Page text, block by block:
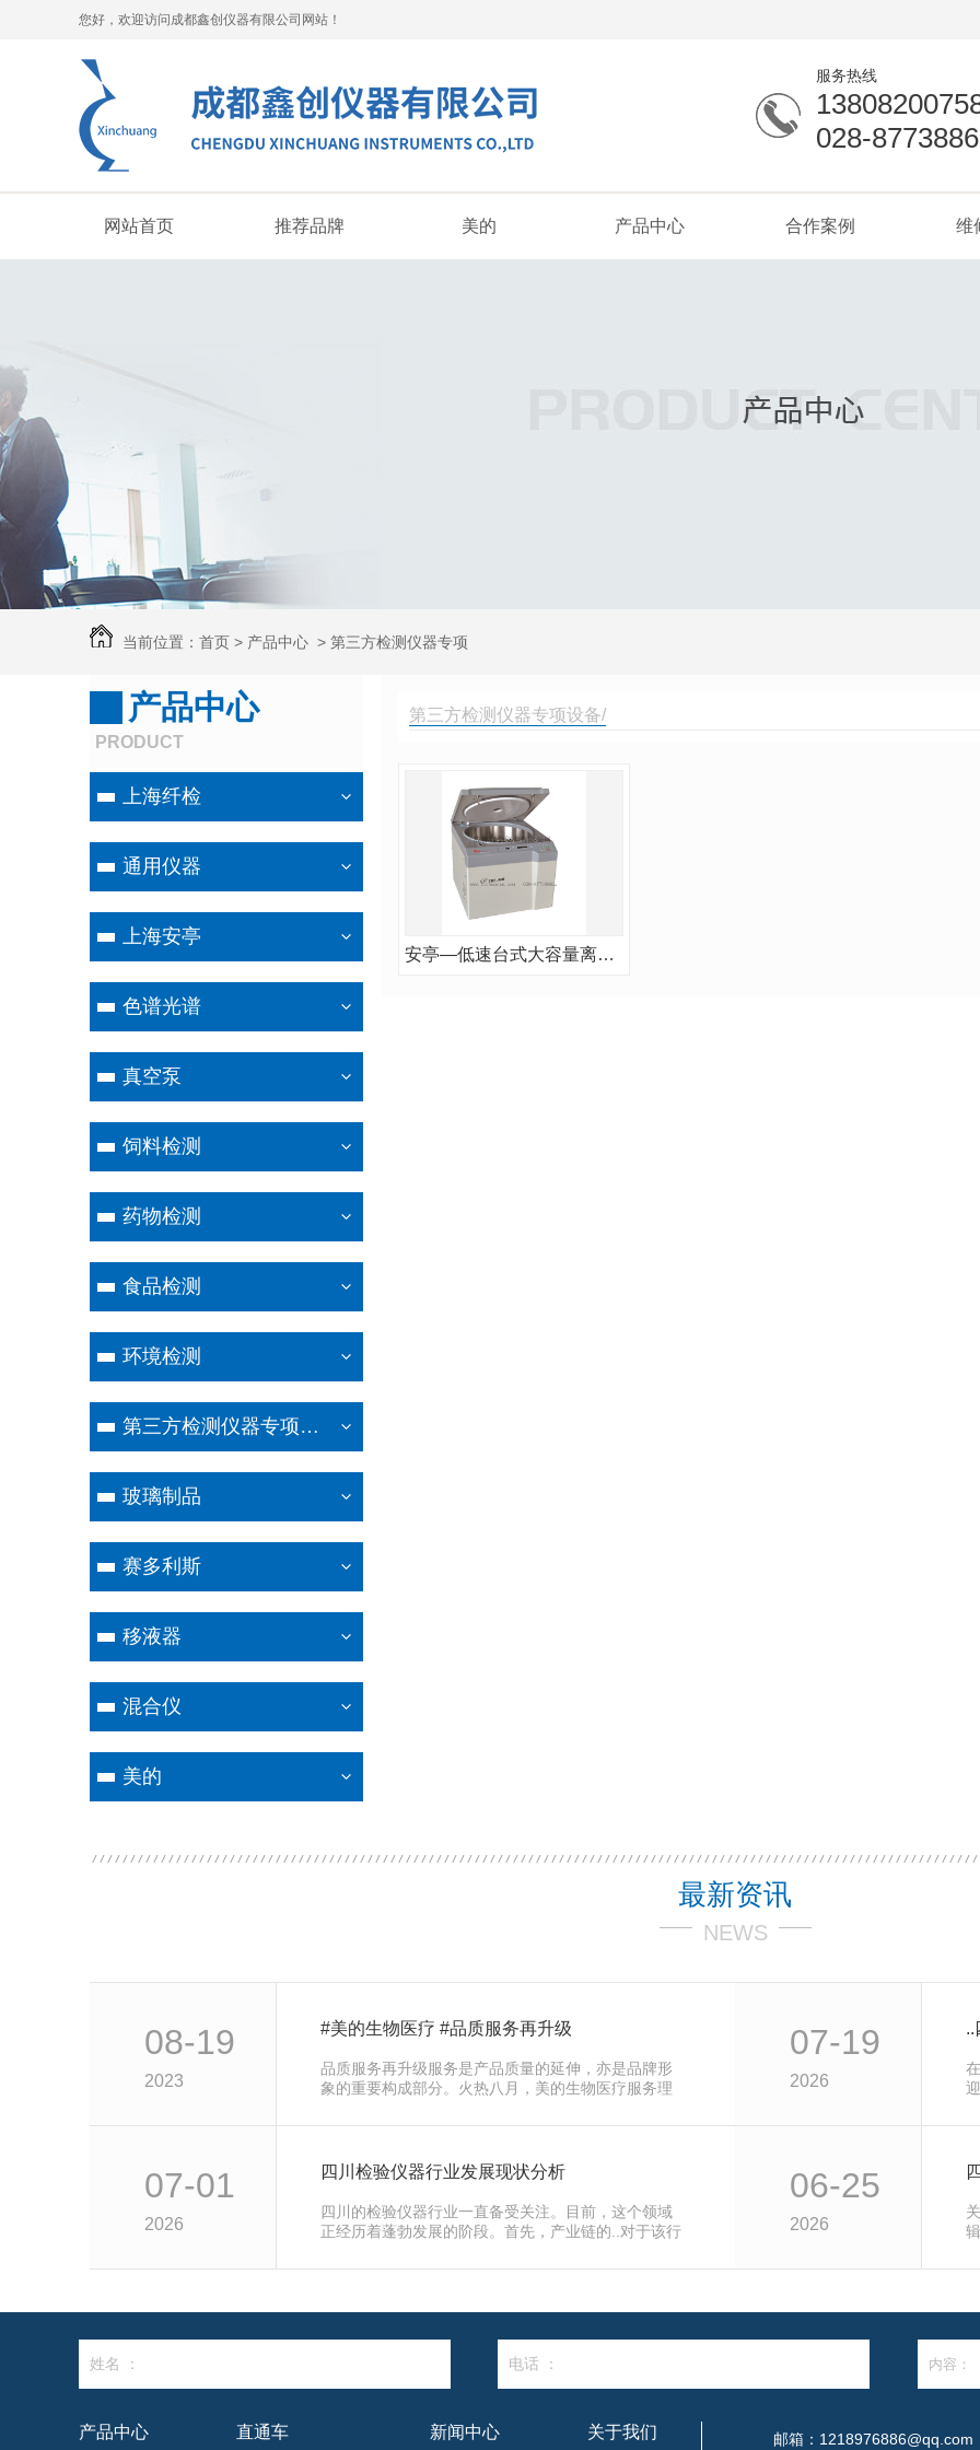
您好，欢迎访问成都鑫创仪器有限公司网站！
服务热线
028-
网站首页 推荐品牌 美的 产品中心 合作案例 维
当前位置： 首页 > 产品中心 > 第三方检测仪器专项
产品中心
PRODUCT
上海纤检
通用仪器
上海安亭
色谱光谱
真空泵
饲料检测
药物检测
食品检测
环境检测
第三方检测仪器专项设备
玻璃制品
赛多利斯
移液器
混合仪
美的
第三方检测仪器专项设备/
安亭—低速台式大容量离心机 TDL-5-A TDL-40B TDL-40B-II TLXJ-IIB
最新资讯
NEWS
08-19
2023
#美的生物医疗 #品质服务再升级
品质服务再升级服务是产品质量的延伸，亦是品牌形
象的重要构成部分。火热八月，美的生物医疗服务理
07-19
2026
..
07-01
2026
四川检验仪器行业发展现状分析
四川的检验仪器行业一直备受关注。目前，这个领域
正经历着蓬勃发展的阶段。首先，产业链的..对于该行
06-25
2026
姓名 ： 电话 ：
产品中心 直通车 新闻中心 关于我们 邮箱：1218976886@qq.com